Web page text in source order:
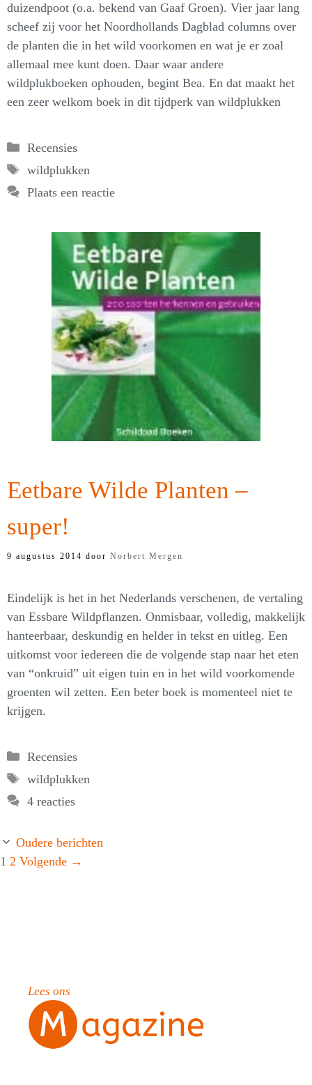
duizendpoot (o.a. bekend van Gaaf Groen). Vier jaar lang
scheef zij voor het Noordhollands Dagblad columns over
de planten die in het wild voorkomen en wat je er zoal
allemaal mee kunt doen. Daar waar andere
wildplukboeken ophouden, begint Bea. En dat maakt het
een zeer welkom boek in dit tijdperk van wildplukken
Categorieën
Recensies
Tags
wildplukken
Plaats een reactie
Eetbare Wilde Planten –
super!
9 augustus 2014 door Norbert Mergen
Eindelijk is het in het Nederlands verschenen, de vertaling
van Essbare Wildpflanzen. Onmisbaar, volledig, makkelijk
hanteerbaar, deskundig en helder in tekst en uitleg. Een
uitkomst voor iedereen die de volgende stap naar het eten
van “onkruid” uit eigen tuin en in het wild voorkomende
groenten wil zetten. Een beter boek is momenteel niet te
krijgen.
Categorieën
Recensies
Tags
wildplukken
4 reacties
Oudere berichten
Pagina
1 Pagina
2 Volgende →
Lees ons